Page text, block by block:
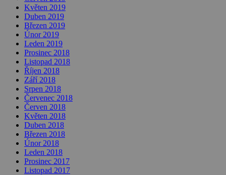
Květen 2019
Duben 2019
Březen 2019
Únor 2019
Leden 2019
Prosinec 2018
Listopad 2018
Říjen 2018
Září 2018
Srpen 2018
Červenec 2018
Červen 2018
Květen 2018
Duben 2018
Březen 2018
Únor 2018
Leden 2018
Prosinec 2017
Listopad 2017